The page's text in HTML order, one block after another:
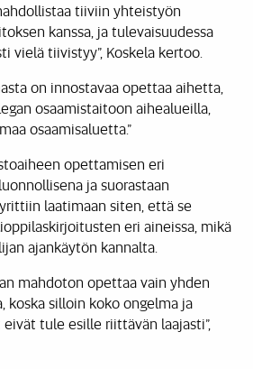
tiiviin yhteistyön
kanssa, ja tulevaisuudessa
vielä tiivistyy”, Koskela kertoo.
on innostavaa opettaa aihetta,
osaamistaitoon aihealueilla,
osaamisaluetta.”
opettamisen eri
ja suorastaan
laatimaan siten, että se
eri aineissa, mikä
ajankäytön kannalta.
mahdoton opettaa vain yhden
koska silloin koko ongelma ja
tule esille riittävän laajasti”,